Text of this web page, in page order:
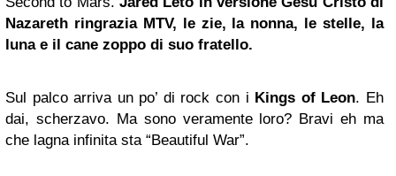
Nazareth ringrazia MTV, le zie, la nonna, le stelle, la
luna e il cane zoppo di suo fratello.
Sul palco arriva un po’ di rock con i Kings of Leon. Eh
dai, scherzavo. Ma sono veramente loro? Bravi eh ma
che lagna infinita sta “Beautiful War”.